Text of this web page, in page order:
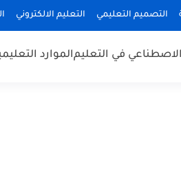
التصميم التعليمي التعليم الالكتروني
الاصطناعي في التعليمالموارد